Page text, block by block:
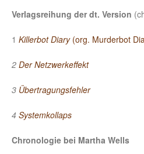
Verlagsreihung der dt. Version
1 Killerbot Diary(org. Murderbot
2 Der Netzwerkeffekt
3 Übertragungsfehler
4 Systemkollaps
Chronologie bei Martha Wells